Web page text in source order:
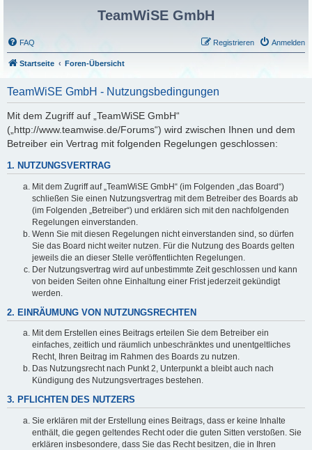
TeamWiSE GmbH
FAQ Anmelden
Registrieren
Startseite Foren-Übersicht
TeamWiSE GmbH - Nutzungsbedingungen
Mit dem Zugriff auf „TeamWiSE GmbH“
(„http://www.teamwise.de/Forums“) wird zwischen Ihnen und dem
Betreiber ein Vertrag mit folgenden Regelungen geschlossen:
1. NUTZUNGSVERTRAG
Mit dem Zugriff auf „TeamWiSE GmbH“ (im Folgenden „das Board“)
schließen Sie einen Nutzungsvertrag mit dem Betreiber des Boards ab
(im Folgenden „Betreiber“) und erklären sich mit den nachfolgenden
Regelungen einverstanden.
Wenn Sie mit diesen Regelungen nicht einverstanden sind, so dürfen
Sie das Board nicht weiter nutzen. Für die Nutzung des Boards gelten
jeweils die an dieser Stelle veröffentlichten Regelungen.
Der Nutzungsvertrag wird auf unbestimmte Zeit geschlossen und kann
von beiden Seiten ohne Einhaltung einer Frist jederzeit gekündigt
werden.
2. EINRÄUMUNG VON NUTZUNGSRECHTEN
Mit dem Erstellen eines Beitrags erteilen Sie dem Betreiber ein
einfaches, zeitlich und räumlich unbeschränktes und unentgeltliches
Recht, Ihren Beitrag im Rahmen des Boards zu nutzen.
Das Nutzungsrecht nach Punkt 2, Unterpunkt a bleibt auch nach
Kündigung des Nutzungsvertrages bestehen.
3. PFLICHTEN DES NUTZERS
Sie erklären mit der Erstellung eines Beitrags, dass er keine Inhalte
enthält, die gegen geltendes Recht oder die guten Sitten verstoßen. Sie
erklären insbesondere, dass Sie das Recht besitzen, die in Ihren